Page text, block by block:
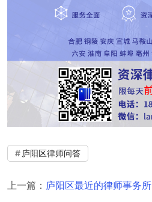
庐阳区律师问答
上一篇： 庐阳区最近的律师事务所